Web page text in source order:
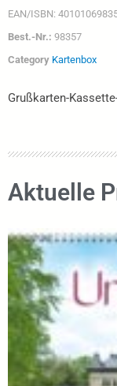
EAN/ISBN:
Best.-Nr.: 98357
Category Kartenbox
Grußkarten-
Aktuelle